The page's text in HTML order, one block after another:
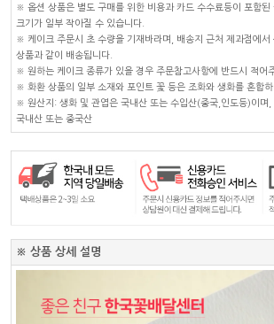
※ 옵션 상품은 별도 구매를 위한 비용과 카드 수수료등이 포함된
크기가 일부 작아질 수 있습니다.
※ 케이크 주문시 초 수량을 기재바라며, 배송지 근처 제과점에서
상품과 같이 배송됩니다.
※ 원하는 케이크 종류가 있을 경우 주문참고사항에 반드시 적어
※ 화환 상품의 일부 소재와 포인트 꽃 등은 조화와 생화를 혼합하
※ 원산지: 생화 및 관엽은 국내산 또는 수입산(중국,인도등)이며,
국내산 또는 중국산
※ 상품 상세 설명